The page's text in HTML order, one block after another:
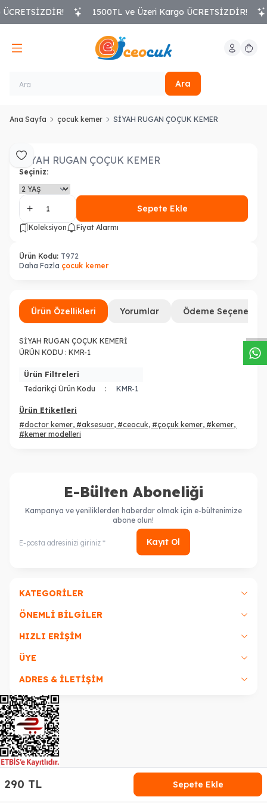
1500TL ve Üzeri Kargo ÜCRETSİZDİR!
Ara
Hesabım
Ana Sayfa çocuk kemer SİYAH RUGAN ÇOÇUK KEMER
Favoriye Ekle
SİYAH RUGAN ÇOÇUK KEMER
290 TL Sepete Ekle
Seçiniz:
Sepete Ekle
Koleksiyon Fiyat Alarmı
Ürün Kodu: T972
Daha Fazla çocuk kemer
Ürün Özellikleri Yorumlar Ödeme Seçenekleri
SİYAH RUGAN ÇOÇUK KEMERİ
ÜRÜN KODU : KMR-1
Ürün Filtreleri
Tedarikçi Ürün Kodu
: KMR-1
Ürün Etiketleri
#doctor kemer, #aksesuar, #ceocuk, #çoçuk kemer, #kemer,
#kemer modelleri
E-Bülten Aboneliği
Kampanya ve yeniliklerden haberdar olmak için e-bültenimize
abone olun!
Kayıt Ol
KATEGORILER
ÖNEMLI BILGILER
HIZLI ERIŞIM
ÜYE
ADRES & İLETİŞİM